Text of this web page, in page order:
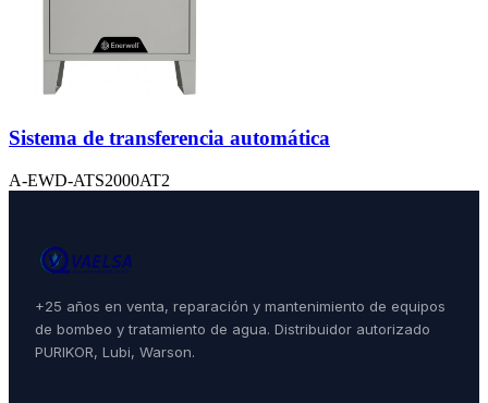
Sistema de transferencia automática
A-EWD-ATS2000AT2
+25 años en venta, reparación y mantenimiento de equipos
de bombeo y tratamiento de agua. Distribuidor autorizado
PURIKOR, Lubi, Warson.